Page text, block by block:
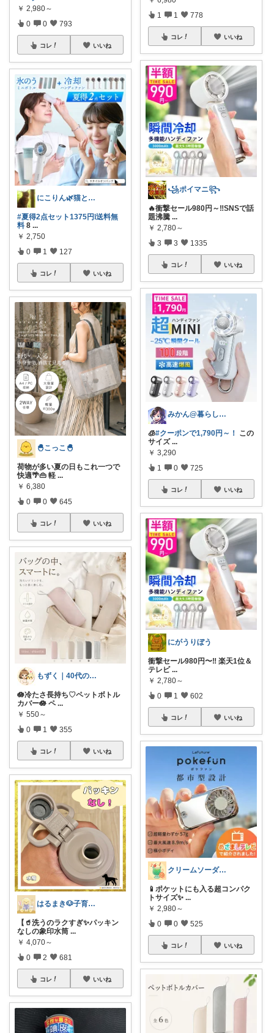
￥ 2,980～
0 0 793
コレ いいね
にこりん🌿猫と暮らす主婦のROOM😹
#夏得2点セット1375円❕️送料無
料 8 ...
￥ 2,750
0 1 127
コレ いいね
🐣こっこ🐣
荷物が多い夏の日もこれ一つで
快適🌴👜 軽 ...
￥ 6,380
0 0 645
コレ いいね
もずく｜40代の暮らし×在宅ワーク
🪷冷たさ長持ち♡ペットボトル
カバー🪷 ペ ...
￥ 550～
0 1 355
コレ いいね
はるまき🐶子育て中
【🥤洗うのラクすぎ✨パッキン
なしの象印水筒 ...
￥ 4,070～
0 2 681
コレ いいね
1 1 778
コレ いいね
꧁ポイマニ꧂
🔥衝撃セール980円～‼️SNSで話
題沸騰 ...
￥ 2,780～
3 3 1335
コレ いいね
みかん@暮らしのもの／暑さ対策に全力⛱️
🧊#クーポンで1,790円～！
この
サイズ ...
￥ 3,290
1 0 725
コレ いいね
にがうりぼう
衝撃セール980円〜‼️ 楽天1位＆
テレビ ...
￥ 2,780～
0 1 602
コレ いいね
クリームソーダ♫昭和平成レトロ好き母
📱ポケットにも入る超コンパク
トサイズ✨ ...
￥ 2,980～
0 0 525
コレ いいね